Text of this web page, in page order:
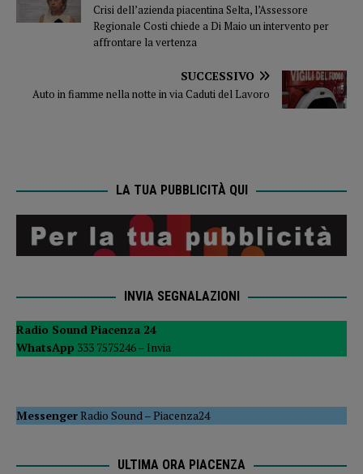
Crisi dell’azienda piacentina Selta, l’Assessore
Regionale Costi chiede a Di Maio un intervento per
affrontare la vertenza
SUCCESSIVO
Auto in fiamme nella notte in via Caduti del Lavoro
LA TUA PUBBLICITÀ QUI
INVIA SEGNALAZIONI
Radio Sound Piacenza 24
WhatsApp 333 7575246 – Invia
MessengerRadio Sound–Piacenza24
ULTIMA ORA PIACENZA